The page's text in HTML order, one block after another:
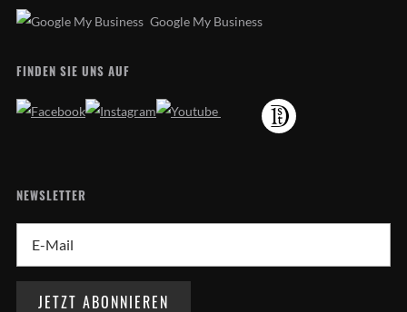
Google My Business
FINDEN SIE UNS AUF
NEWSLETTER